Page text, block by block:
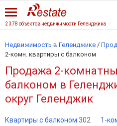
2 378 объектов недвижимости Геленджика
Недвижимость в Геленджике /
2-комн. квартиры с балконом
Продажа 2-
балконом в
округ Геленджик
Квартиры с балконом 302 1-